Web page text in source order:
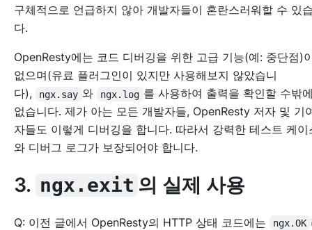
구체적으로 언급하지 않아 개발자들이 혼란스러워할 수 있
다.
OpenResty에는 코드 디버깅을 위한 고급 기능(예: 중단점)
없으며(유료 플러그인이 있지만 사용해보지 않았습니
다),
ngx.say 와 ngx.log 를 사용하여 출력을 확인할 수밖
없습니다. 제가 아는 모든 개발자들, OpenResty 저자 및 기
자들도 이렇게 디버깅을 합니다. 따라서 강력한 테스트 케이
와 디버그 로그가 보장되어야 합니다.
3. ngx.exit 의 실제 사용
Q: 이전 글에서 OpenResty의 HTTP 상태 코드에는 ngx.OK